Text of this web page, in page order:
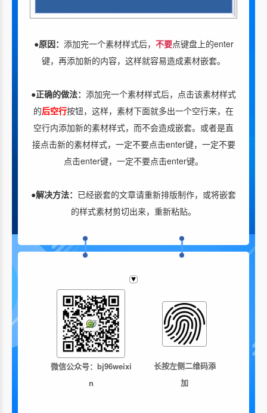
●原因： 添加完一个素材样式后， 不要点键盘上的enter
键，再添加新的内容，这样就容易造成素材嵌套。
●正确的做法： 添加完一个素材样式后，点击该素材样式
的后空行按钮，这样，素材下面就多出一个空行来，在
空行内添加新的素材样式，而不会造成嵌套。或者是直
接点击新的素材样式，一定不要点击enter键，一定不要
点击enter键，一定不要点击enter键。
●解决方法： 已经嵌套的文章请重新排版制作，或将嵌套
的样式素材剪切出来，重新粘贴。
微信公众号：bj96weixi
n
长按左侧二维码添
加